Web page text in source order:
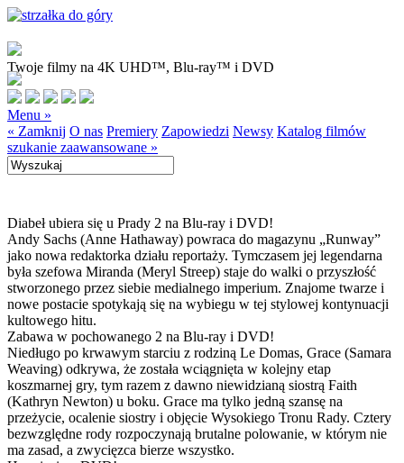
Twoje filmy na 4K UHD™, Blu-ray™ i DVD
Menu »
« Zamknij O nas Premiery Zapowiedzi Newsy Katalog filmów
szukanie zaawansowane »
Diabeł ubiera się u Prady 2 na Blu-ray i DVD!
Andy Sachs (Anne Hathaway) powraca do magazynu „Runway”
jako nowa redaktorka działu reportaży. Tymczasem jej legendarna
była szefowa Miranda (Meryl Streep) staje do walki o przyszłość
stworzonego przez siebie medialnego imperium. Znajome twarze i
nowe postacie spotykają się na wybiegu w tej stylowej kontynuacji
kultowego hitu.
Zabawa w pochowanego 2 na Blu-ray i DVD!
Niedługo po krwawym starciu z rodziną Le Domas, Grace (Samara
Weaving) odkrywa, że została wciągnięta w kolejny etap
koszmarnej gry, tym razem z dawno niewidzianą siostrą Faith
(Kathryn Newton) u boku. Grace ma tylko jedną szansę na
przeżycie, ocalenie siostry i objęcie Wysokiego Tronu Rady. Cztery
bezwzględne rody rozpoczynają brutalne polowanie, w którym nie
ma zasad, a zwycięzca bierze wszystko.